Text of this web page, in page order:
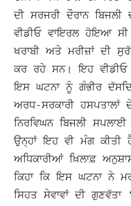
ਦੀ ਸਰਜਰੀ ਦੌਰਾਨ
ਵੀਡੀਓ ਵਾਇਰਲ ਹੋਇਆ
ਖਰਾਬੀ ਅਤੇ ਮਰੀਜ਼ਾਂ ਦੀ
ਕਰ ਰਹੇ ਸਨ। ਇਹ
ਇਸ ਘਟਨਾ ਨੂੰ ਗੰਭੀਰ
ਅਰਧ-ਸਰਕਾਰੀ
ਨਿਰਵਿਘਨ ਬਿਜਲੀ
ਉਨ੍ਹਾਂ ਇਹ ਵੀ ਮੰਗ ਕੀਤੀ
ਅਧਿਕਾਰੀਆਂ ਖ਼ਿਲਾਫ਼
ਕਿਹਾ ਕਿ ਇਸ ਘਟਨਾ ਨੇ
ਸਿਹਤ ਸੇਵਾਵਾਂ ਦੀ